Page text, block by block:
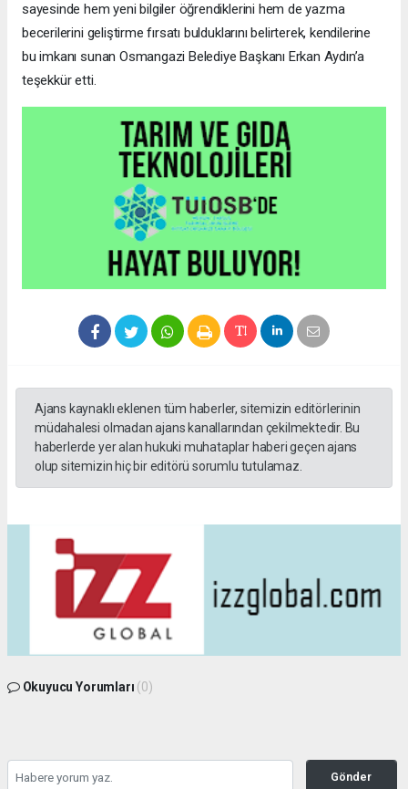
sayesinde hem yeni bilgiler öğrendiklerini hem de yazma
becerilerini geliştirme fırsatı bulduklarını belirterek, kendilerine
bu imkanı sunan Osmangazi Belediye Başkanı Erkan Aydın’a
teşekkür etti.
Ajans kaynaklı eklenen tüm haberler, sitemizin editörlerinin
müdahalesi olmadan ajans kanallarından çekilmektedir. Bu
haberlerde yer alan hukuki muhataplar haberi geçen ajans
olup sitemizin hiç bir editörü sorumlu tutulamaz.
Okuyucu Yorumları (0)
Gönder